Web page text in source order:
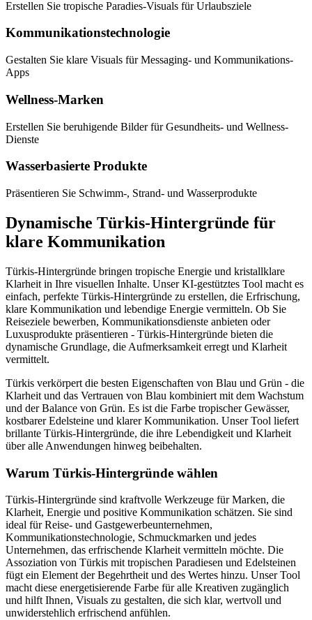
Erstellen Sie tropische Paradies-Visuals für Urlaubsziele
Kommunikationstechnologie
Gestalten Sie klare Visuals für Messaging- und Kommunikations-
Apps
Wellness-Marken
Erstellen Sie beruhigende Bilder für Gesundheits- und Wellness-
Dienste
Wasserbasierte Produkte
Präsentieren Sie Schwimm-, Strand- und Wasserprodukte
Dynamische Türkis-Hintergründe für
klare Kommunikation
Türkis-Hintergründe bringen tropische Energie und kristallklare
Klarheit in Ihre visuellen Inhalte. Unser KI-gestütztes Tool macht es
einfach, perfekte Türkis-Hintergründe zu erstellen, die Erfrischung,
klare Kommunikation und lebendige Energie vermitteln. Ob Sie
Reiseziele bewerben, Kommunikationsdienste anbieten oder
Luxusprodukte präsentieren - Türkis-Hintergründe bieten die
dynamische Grundlage, die Aufmerksamkeit erregt und Klarheit
vermittelt.
Türkis verkörpert die besten Eigenschaften von Blau und Grün - die
Klarheit und das Vertrauen von Blau kombiniert mit dem Wachstum
und der Balance von Grün. Es ist die Farbe tropischer Gewässer,
kostbarer Edelsteine und klarer Kommunikation. Unser Tool liefert
brillante Türkis-Hintergründe, die ihre Lebendigkeit und Klarheit
über alle Anwendungen hinweg beibehalten.
Warum Türkis-Hintergründe wählen
Türkis-Hintergründe sind kraftvolle Werkzeuge für Marken, die
Klarheit, Energie und positive Kommunikation schätzen. Sie sind
ideal für Reise- und Gastgewerbeunternehmen,
Kommunikationstechnologie, Schmuckmarken und jedes
Unternehmen, das erfrischende Klarheit vermitteln möchte. Die
Assoziation von Türkis mit tropischen Paradiesen und Edelsteinen
fügt ein Element der Begehrtheit und des Wertes hinzu. Unser Tool
macht diese energetisierende Farbe für alle Kreativen zugänglich
und hilft Ihnen, Visuals zu gestalten, die sich klar, wertvoll und
unwiderstehlich erfrischend anfühlen.